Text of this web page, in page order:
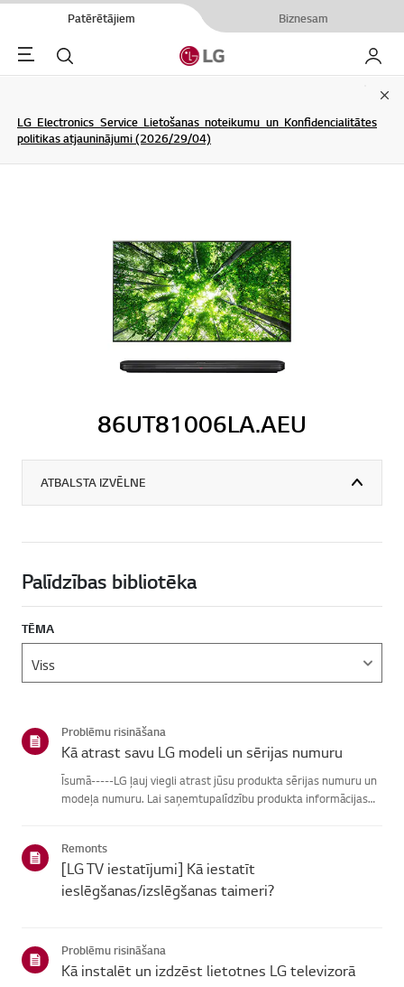
Patērētājiem Biznesam
Menu Meklēt Mans
LG Electronics Service Lietošanas noteikumu un Konfidencialitātes
politikas atjauninājumi (2026/29/04)
86UT81006LA.AEU
ATBALSTA IZVĒLNE
Palīdzības bibliotēka
TĒMA
Problēmu risināšana
Kā atrast savu LG modeli un sērijas numuru
Īsumā-----LG ļauj viegli atrast jūsu produkta sērijas numuru un
modeļa numuru. Lai saņemtupalīdzību produkta informācijas
Remonts
[LG TV iestatījumi] Kā iestatīt
ieslēgšanas/izslēgšanas taimeri?
Problēmu risināšana
Kā instalēt un izdzēst lietotnes LG televizorā